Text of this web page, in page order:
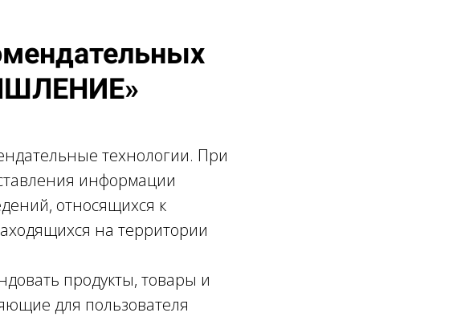
технологии. При
информации
относящихся к
на территории
продукты, товары и
для пользователя